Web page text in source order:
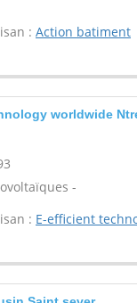
: Action batiment
worldwide
-
: E-efficient